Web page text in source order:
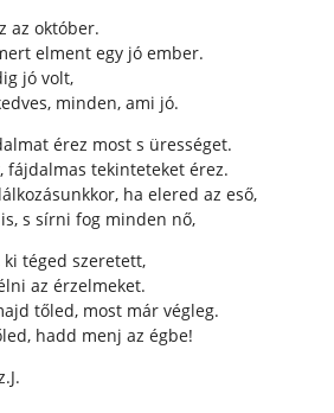
az október.
elment egy jó ember.
jó volt,
minden, ami jó.
érez most s ürességet.
fájdalmas tekinteteket érez.
ha elered az eső,
s sírni fog minden nő,
téged szeretett,
az érzelmeket.
tőled, most már végleg.
hadd menj az égbe!